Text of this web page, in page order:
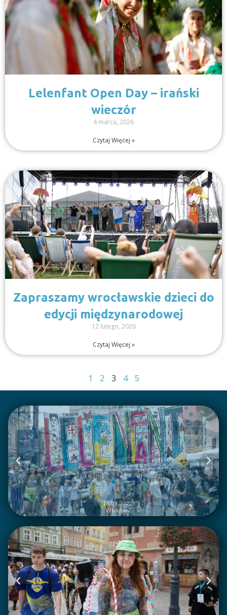
Lelenfant Open Day – irański
wieczór
4 marca, 2026
Czytaj Więcej »
Zapraszamy wrocławskie dzieci do
edycji międzynarodowej
12 lutego, 2026
Czytaj Więcej »
1 2 3 4 5